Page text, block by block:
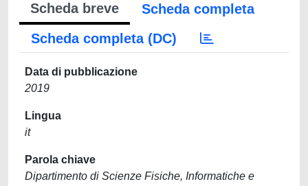
Scheda breve
Scheda completa
Scheda completa (DC)
Data di pubblicazione
2019
Lingua
it
Parola chiave
Dipartimento di Scienze Fisiche, Informatiche e